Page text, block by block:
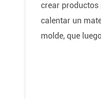
crear productos
calentar un
molde, que